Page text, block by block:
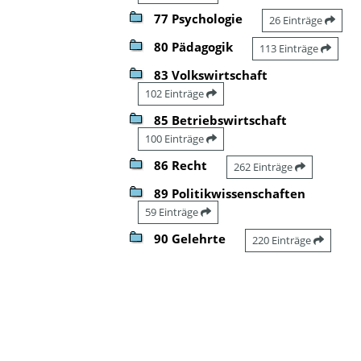
77 Psychologie 26 Einträge
80 Pädagogik 113 Einträge
83 Volkswirtschaft
102 Einträge
85 Betriebswirtschaft
100 Einträge
86 Recht 262 Einträge
89 Politikwissenschaften
59 Einträge
90 Gelehrte 220 Einträge